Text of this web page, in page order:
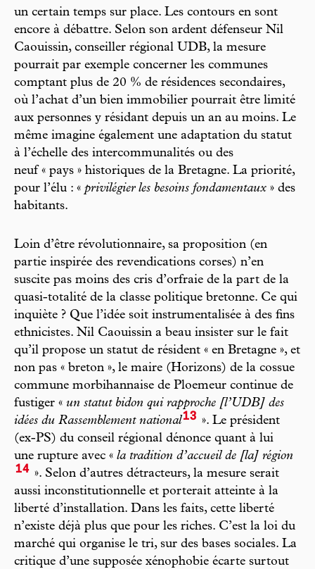
un certain temps sur place. Les contours en sont
encore à débattre. Selon son ardent défenseur Nil
Caouissin, conseiller régional UDB, la mesure
pourrait par exemple concerner les communes
comptant plus de 20 % de résidences secondaires,
où l’achat d’un bien immobilier pourrait être limité
aux personnes y résidant depuis un an au moins. Le
même imagine également une adaptation du statut
à l’échelle des intercommunalités ou des
neuf « pays » historiques de la Bretagne. La priorité,
pour l’élu : « privilégier les besoins fondamentaux » des
habitants.
Loin d’être révolutionnaire, sa proposition (en
partie inspirée des revendications corses) n’en
suscite pas moins des cris d’orfraie de la part de la
quasi-totalité de la classe politique bretonne. Ce qui
inquiète ? Que l’idée soit instrumentalisée à des fins
ethnicistes. Nil Caouissin a beau insister sur le fait
qu’il propose un statut de résident « en Bretagne », et
non pas « breton », le maire (Horizons) de la cossue
commune morbihannaise de Ploemeur continue de
fustiger « un statut bidon qui rapproche [l’UDB] des
idées du Rassemblement national13 ». Le président
(ex-PS) du conseil régional dénonce quant à lui
une rupture avec « la tradition d’accueil de [la] région
14 ». Selon d’autres détracteurs, la mesure serait
aussi inconstitutionnelle et porterait atteinte à la
liberté d’installation. Dans les faits, cette liberté
n’existe déjà plus que pour les riches. C’est la loi du
marché qui organise le tri, sur des bases sociales. La
critique d’une supposée xénophobie écarte surtout